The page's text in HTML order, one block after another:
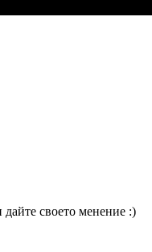
своето менение :)